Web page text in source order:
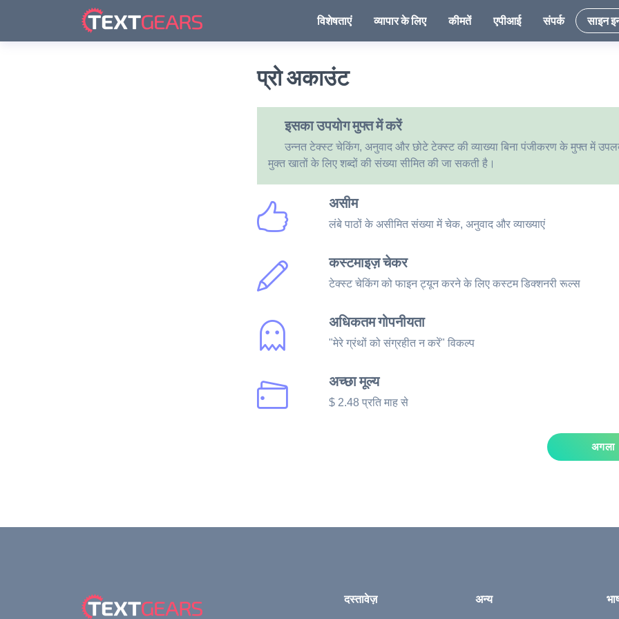
विशेषताएं व्यापार के लिए कीमतें एपीआई संपर्क साइन
प्रो अकाउंट
इसका उपयोग मुफ्त में करें
उन्नत टेक्स्ट चेकिंग, अनुवाद और छोटे टेक्स्ट की व्याख्या बिना पंजीकरण के मुफ्त में
मुक्त खातों के लिए शब्दों की संख्या सीमित की जा सकती है।
असीम
लंबे पाठों के असीमित संख्या में चेक, अनुवाद और व्याख्याएं
कस्टमाइज़ चेकर
टेक्स्ट चेकिंग को फाइन ट्यून करने के लिए कस्टम डिक्शनरी रूल्स
अधिकतम गोपनीयता
"मेरे ग्रंथों को संग्रहीत न करें" विकल्प
अच्छा मूल्य
$ 2.48 प्रति माह से
दस्तावेज़ अन्य